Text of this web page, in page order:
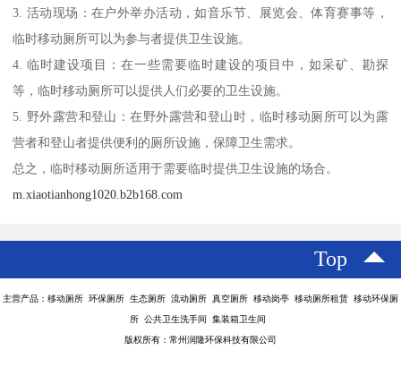
3. 活动现场：在户外举办活动，如音乐节、展览会、体育赛事等，
临时移动厕所可以为参与者提供卫生设施。
4. 临时建设项目：在一些需要临时建设的项目中，如采矿、勘探
等，临时移动厕所可以提供人们必要的卫生设施。
5. 野外露营和登山：在野外露营和登山时，临时移动厕所可以为露
营者和登山者提供便利的厕所设施，保障卫生需求。
总之，临时移动厕所适用于需要临时提供卫生设施的场合。
m.xiaotianhong1020.b2b168.com
Top
主营产品：移动厕所 环保厕所 生态厕所 流动厕所 真空厕所 移动岗亭 移动厕所租赁 移动环保厕
所 公共卫生洗手间 集装箱卫生间
版权所有：常州润隆环保科技有限公司